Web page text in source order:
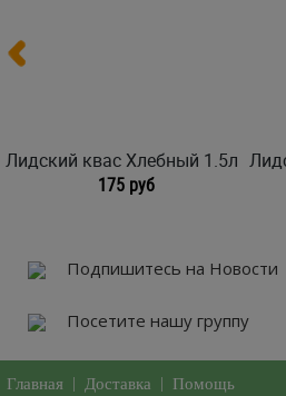
Лидский квас Хлебный 1.5л
175 руб
Подпишитесь на Новости
Посетите нашу группу
Главная Доставка Помощь